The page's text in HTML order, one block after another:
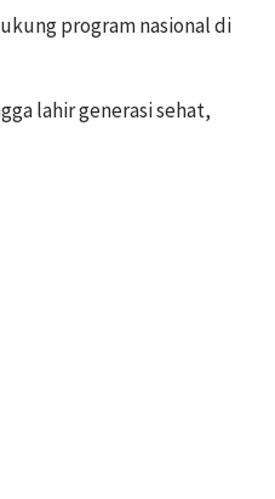
program nasional di
lahir generasi sehat,